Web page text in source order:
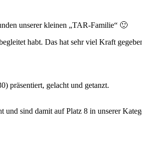
unserer kleinen „TAR-Familie“ 🙂
habt. Das hat sehr viel Kraft
präsentiert, gelacht und getanzt.
sind damit auf Platz 8 in unserer